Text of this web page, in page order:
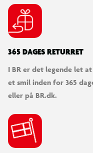
365 DAGES RETURRET
I BR er det legende let
et smil inden for 365
eller på BR.dk.